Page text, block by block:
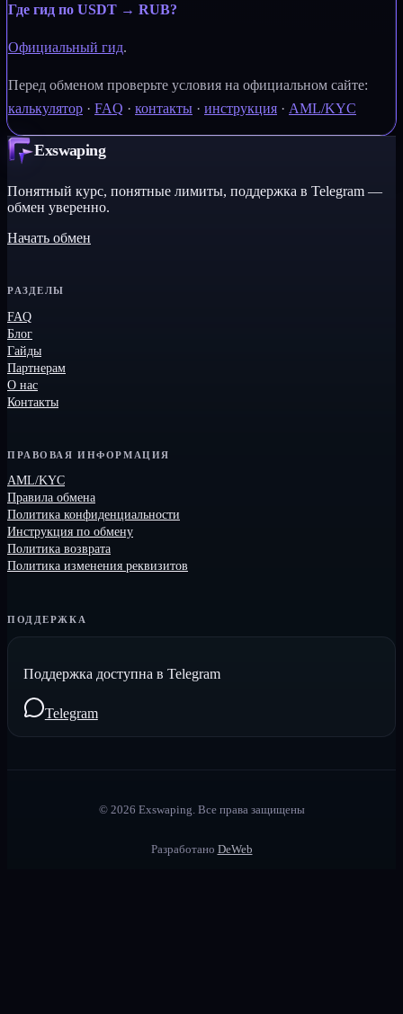
Где гид по USDT → RUB?
Официальный гид.
Перед обменом проверьте условия на официальном сайте:
калькулятор · FAQ · контакты · инструкция · AML/KYC
Exswaping
Понятный курс, понятные лимиты, поддержка в Telegram —
обмен уверенно.
Начать обмен
РАЗДЕЛЫ
FAQ
Блог
Гайды
Партнерам
О нас
Контакты
ПРАВОВАЯ ИНФОРМАЦИЯ
AML/KYC
Правила обмена
Политика конфиденциальности
Инструкция по обмену
Политика возврата
Политика изменения реквизитов
ПОДДЕРЖКА
Поддержка доступна в Telegram
Telegram
© 2026 Exswaping. Все права защищены
Разработано DeWeb